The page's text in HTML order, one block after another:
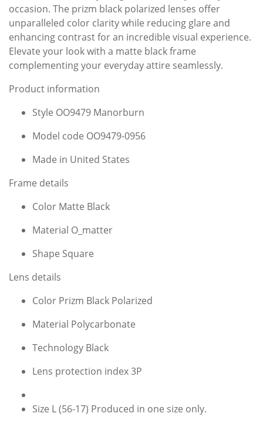
occasion. The prizm black polarized lenses offer
unparalleled color clarity while reducing glare and
enhancing contrast for an incredible visual experience.
Elevate your look with a matte black frame
complementing your everyday attire seamlessly.
Product information
Style OO9479 Manorburn
Model code OO9479-0956
Made in United States
Frame details
Color Matte Black
Material O_matter
Shape Square
Lens details
Color Prizm Black Polarized
Material Polycarbonate
Technology Black
Lens protection index 3P
Size L (56-17) Produced in one size only.